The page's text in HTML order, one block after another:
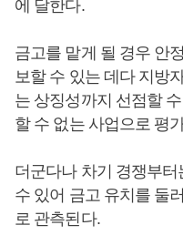
에 달한다.
금고를 맡게 될 경우 안
보할 수 있는 데다 지방
는 상징성까지 선점할
할 수 없는 사업으로 평
더군다나 차기 경쟁부
수 있어 금고 유치를 둘
로 관측된다.